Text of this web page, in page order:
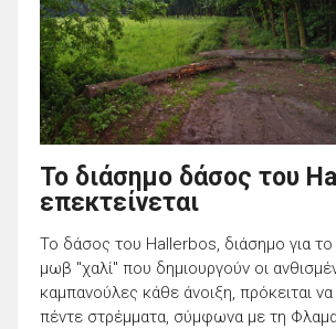
Το διάσημο δάσος του
επεκτείνεται
Το δάσος του Hallerbos, διάσημο για
μωβ "χαλί" που δημιουργούν οι
καμπανούλες κάθε άνοιξη, πρόκειται
πέντε στρέμματα, σύμφωνα με τη